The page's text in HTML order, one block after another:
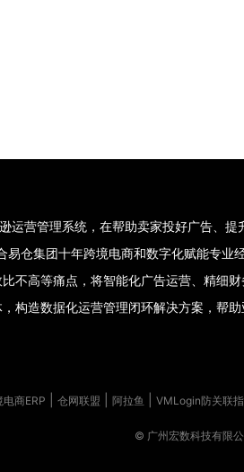
营管理系统，在帮助卖家投好广告、提
仓集团十年跨境电商和数字化赋能专业
不高等痛点，将智能化广告运营、精细
构造数据化运营管理闭环解决方案，帮
商ERP 仓网联盟 阿拉鱼 VMLogin防关联
© 广州宏数科技有限